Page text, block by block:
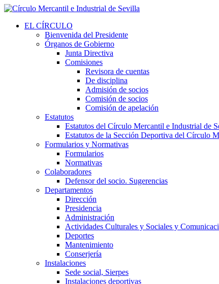
EL CÍRCULO
Bienvenida del Presidente
Órganos de Gobierno
Junta Directiva
Comisiones
Revisora de cuentas
De disciplina
Admisión de socios
Comisión de socios
Comisión de apelación
Estatutos
Estatutos del Círculo Mercantil e Industrial de
Estatutos de la Sección Deportiva del Círculo
Formularios y Normativas
Formularios
Normativas
Colaboradores
Defensor del socio. Sugerencias
Departamentos
Dirección
Presidencia
Administración
Actividades Culturales y Sociales y
Deportes
Mantenimiento
Conserjería
Instalaciones
Sede social, Sierpes
Instalaciones deportivas